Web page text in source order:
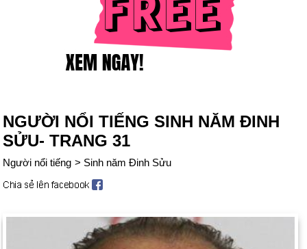
NGƯỜI NỔI TIẾNG SINH NĂM ĐINH
SỬU- TRANG 31
Người nổi tiếng > Sinh năm Đinh Sửu